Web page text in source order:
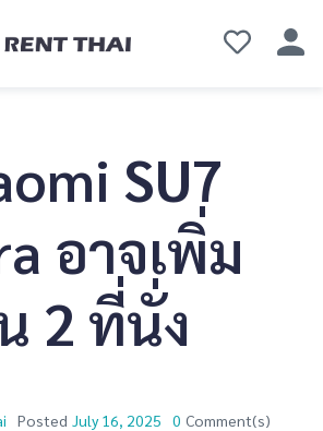
SU7
อาจเพิ่ม
2 ที่นั่ง
Posted July 16, 2025 0 Comment(s)